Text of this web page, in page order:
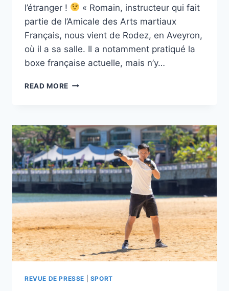
l’étranger !
« Romain, instructeur qui fait
partie de l’Amicale des Arts martiaux
Français, nous vient de Rodez, en Aveyron,
où il a sa salle. Il a notamment pratiqué la
boxe française actuelle, mais n’y…
READ MORE 11/03/2023
MARTIAUX
FRANÇAIS »
REVUE DE PRESSE SPORT